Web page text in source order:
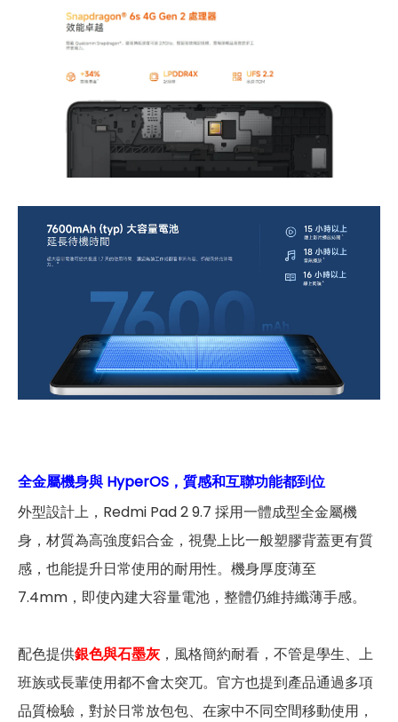
全金屬機身與 HyperOS，質感和互聯功能都到位
外型設計上，Redmi Pad 2 9.7 採用一體成型全金屬機
身，材質為高強度鋁合金，視覺上比一般塑膠背蓋更有質
感，也能提升日常使用的耐用性。機身厚度薄至
7.4mm，即使內建大容量電池，整體仍維持纖薄手感。
配色提供銀色與石墨灰，風格簡約耐看，不管是學生、上
班族或長輩使用都不會太突兀。官方也提到產品通過多項
品質檢驗，對於日常放包包、在家中不同空間移動使用，